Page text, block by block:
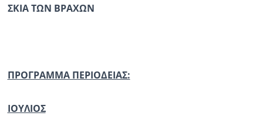
ΣΚΙΑ ΤΩΝ ΒΡΑΧΩΝ
ΠΡΟΓΡΑΜΜΑ ΠΕΡΙΟΔΕΙΑΣ:
ΙΟΥΛΙΟΣ